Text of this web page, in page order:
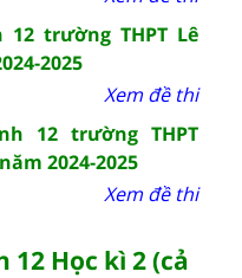
trường THPT Lê
2025
Xem đề thi
12 trường THPT
2024-2025
Xem đề thi
12 Học kì 2 (cả